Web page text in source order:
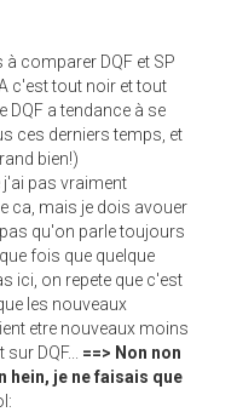
à comparer DQF et SP
c'est tout noir et tout
DQF a tendance à se
ces derniers temps, et
bien!)
j'ai pas vraiment
ca, mais je dois avouer
qu'on parle toujours
fois que quelque
ici, on repete que c'est
les nouveaux
etre nouveaux moins
DQF... ==> Non non
hein, je ne faisais que